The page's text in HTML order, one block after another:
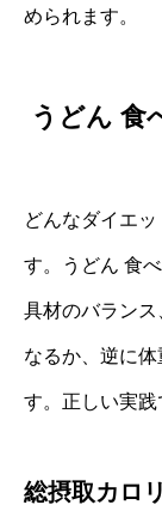
められます。
うどん 食
どんなダイエ
す。うどん 食
具材のバランス
なるか、逆に
す。正しい実践
総摂取カロ